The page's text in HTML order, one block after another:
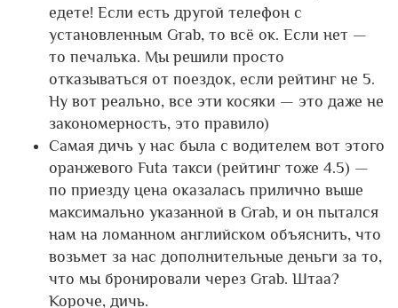
едете! Если есть другой телефон с
установленным Grab, то всё ок. Если нет —
то печалька. Мы решили просто
отказываться от поездок, если рейтинг не 5.
Ну вот реально, все эти косяки — это даже не
закономерность, это правило)
Самая дичь у нас была с водителем вот этого
оранжевого Futa такси (рейтинг тоже 4.5) —
по приезду цена оказалась прилично выше
максимально указанной в Grab, и он пытался
нам на ломанном английском объяснить, что
возьмет за нас дополнительные деньги за то,
что мы бронировали через Grab. Штаа?
Короче, дичь.